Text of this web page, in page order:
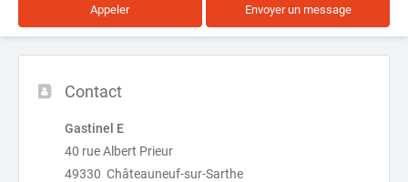
Appeler Envoyer un message
Contact
Gastinel E
40 rue Albert Prieur
49330 Châteauneuf-sur-Sarthe